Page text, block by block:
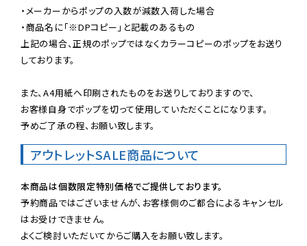
・メーカーからポップの入数が減数入荷した場合
・商品名に「※DPコピー」と記載のあるもの
上記の場合、正規のポップではなくカラーコピーのポップをお送り
しております。
また、A4用紙へ印刷されたものをお送りしておりますので、
お客様自身でポップを切って使用していただくことになります。
予めご了承の程、お願い致します。
アウトレットSALE商品について
本商品は個数限定特別価格でご提供しております。
予約商品ではございませんが、お客様側のご都合によるキャンセル
はお受けできません。
よくご検討いただいてからご購入をお願い致します。